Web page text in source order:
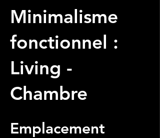
Minimalisme
fonctionnel :
Living -
Chambre
Emplacement